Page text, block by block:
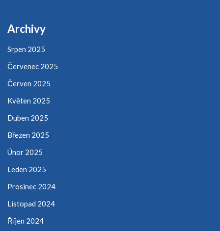
Archivy
Srpen 2025
Červenec 2025
Červen 2025
Květen 2025
Duben 2025
Březen 2025
Únor 2025
Leden 2025
Prosinec 2024
Listopad 2024
Říjen 2024